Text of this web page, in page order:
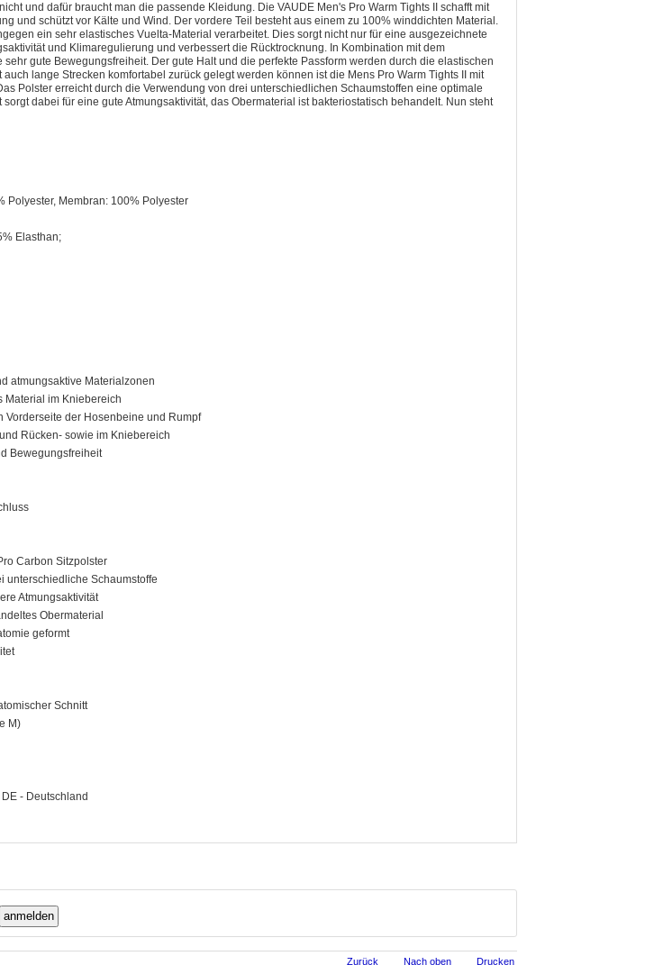
und dafür braucht man die passende Kleidung. Die VAUDE Men's Pro Warm Tights II schafft mit
und schützt vor Kälte und Wind. Der vordere Teil besteht aus einem zu 100% winddichten Material.
ein sehr elastisches Vuelta-Material verarbeitet. Dies sorgt nicht nur für eine ausgezeichnete
und Klimaregulierung und verbessert die Rücktrocknung. In Kombination mit dem
gute Bewegungsfreiheit. Der gute Halt und die perfekte Passform werden durch die elastischen
lange Strecken komfortabel zurück gelegt werden können ist die Mens Pro Warm Tights II mit
Polster erreicht durch die Verwendung von drei unterschiedlichen Schaumstoffen eine optimale
dabei für eine gute Atmungsaktivität, das Obermaterial ist bakteriostatisch behandelt. Nun steht
Polyester, Membran: 100% Polyester
Elasthan;
atmungsaktive Materialzonen
Material im Kniebereich
Vorderseite der Hosenbeine und Rumpf
Rücken- sowie im Kniebereich
Bewegungsfreiheit
Carbon Sitzpolster
unterschiedliche Schaumstoffe
Atmungsaktivität
Obermaterial
geformt
Schnitt
M)
- Deutschland
Zurück Nach oben Drucken